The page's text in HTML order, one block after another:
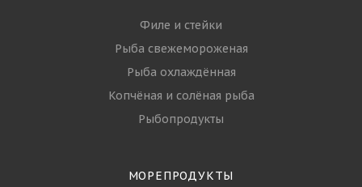
Филе и стейки
Рыба свежемороженая
Рыба охлаждённая
Копчёная и солёная рыба
Рыбопродукты
МОРЕПРОДУКТЫ